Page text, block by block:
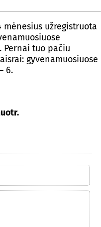
mėnesius užregistruota
Pernai tuo pačiu
gyvenamuosiuose
6.